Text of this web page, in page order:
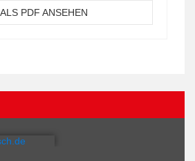
ALS PDF ANSEHEN